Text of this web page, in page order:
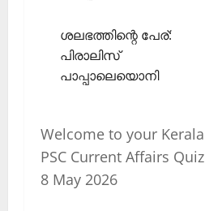
ശലഭത്തിന്റെ പേര്:
പിരാലിസ്
പാപ്പാലെയൊനി
Welcome to your Kerala
PSC Current Affairs Quiz
8 May 2026